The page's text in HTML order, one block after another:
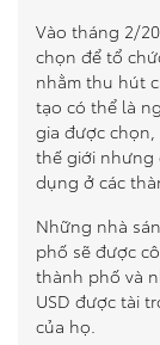
Vào tháng 2/
chọn để tổ
nhằm thu hút
tạo có thể là
gia được
thế giới nhưng
dụng ở các
Những nhà
phố sẽ được
thành phố và
USD được tài
của họ.